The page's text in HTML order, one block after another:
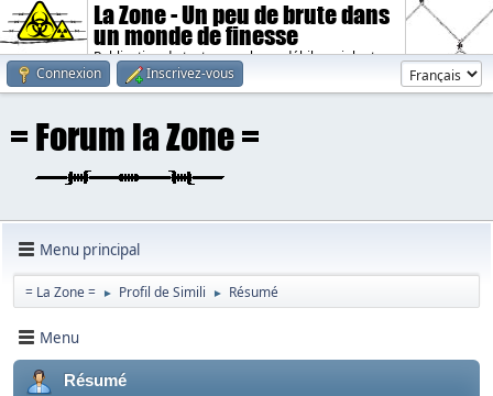
La Zone - Un peu de brute dans
un monde de finesse
Publication de textes sombres, débiles, violents.
Connexion
Inscrivez-vous
Menu principal
= La Zone = ► Profil de Simili ► Résumé
Menu
Résumé